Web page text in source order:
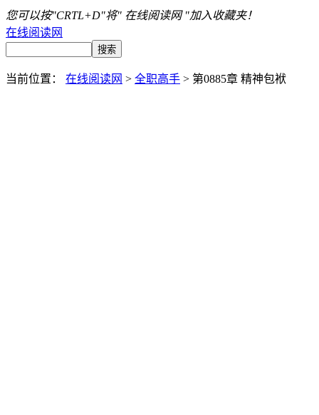
您可以按"CRTL+D"将" 在线阅读网 "加入收藏夹！
在线阅读网
当前位置： 在线阅读网 > 全职高手 > 第0885章 精神包袱